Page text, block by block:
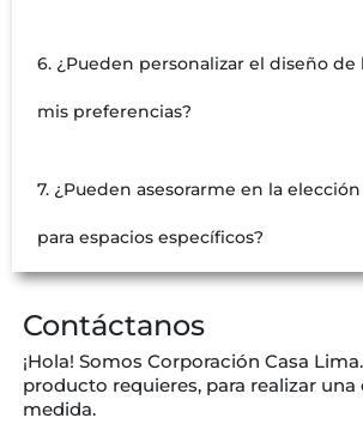
6. ¿Pueden personalizar el diseño de
mis preferencias?
7. ¿Pueden asesorarme en la
para espacios específicos?
Contáctanos
¡Hola! Somos Corporación Casa
producto requieres, para realizar
medida.